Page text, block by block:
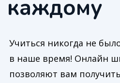
каждому
Учиться никогда не
в наше время! Онлайн
позволяют вам